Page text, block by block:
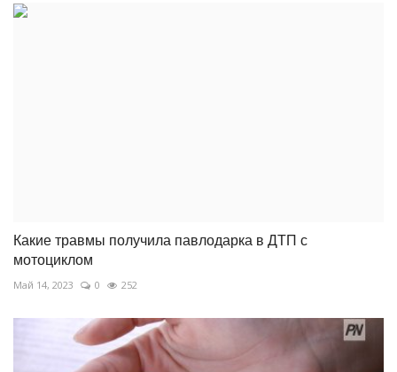
Какие травмы получила павлодарка в ДТП с
мотоциклом
Май 14, 2023 0 252